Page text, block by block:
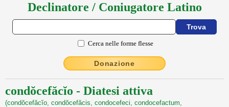
Declinatore / Coniugatore Latino
Cerca nelle forme flesse
Donazione
condŏcefăcĭo - Diatesi attiva
(condŏcefăcĭo, condŏcefăcis, condocefeci, condocefactum,